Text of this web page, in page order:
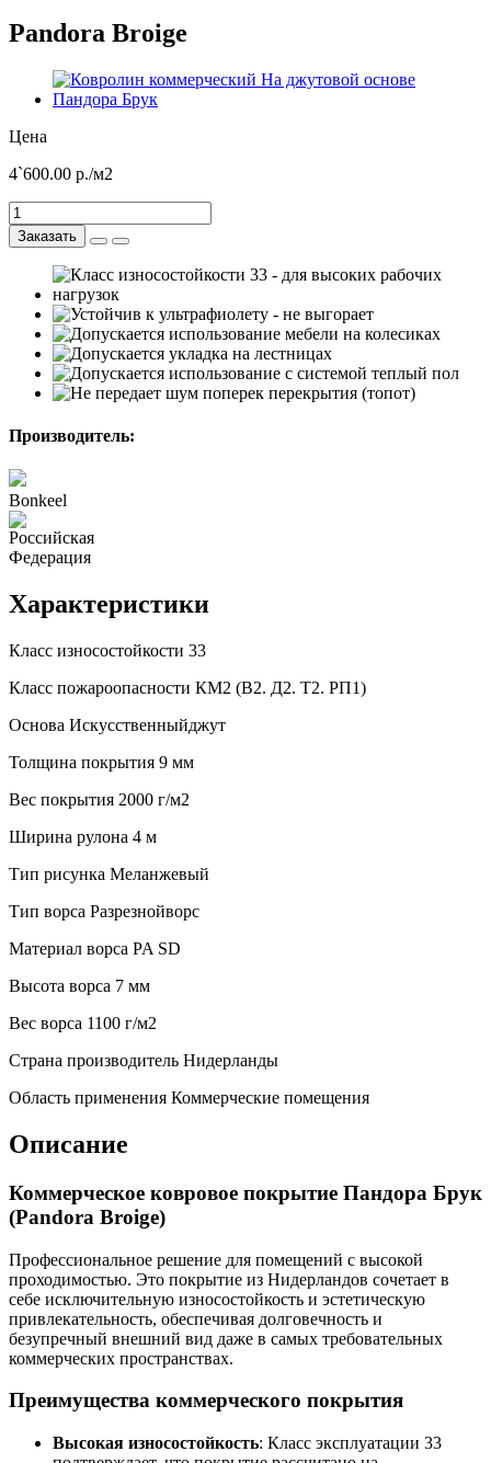
Pandora Broige
Цена
4`600.00 р./м2
Заказать
Производитель:
Bonkeel
Характеристики
Класс износостойкости 33
Класс пожароопасности КМ2 (В2. Д2. Т2. РП1)
Основа Искусственныйджут
Толщина покрытия 9 мм
Вес покрытия 2000 г/м2
Ширина рулона 4 м
Тип рисунка Меланжевый
Тип ворса Разрезнойворс
Материал ворса PA SD
Высота ворса 7 мм
Веc ворса 1100 г/м2
Страна производитель Нидерланды
Область применения Коммерческие помещения
Описание
Коммерческое ковровое покрытие Пандора Брук
(Pandora Broige)
Профессиональное решение для помещений с высокой
проходимостью. Это покрытие из Нидерландов сочетает в
себе исключительную износостойкость и эстетическую
привлекательность, обеспечивая долговечность и
безупречный внешний вид даже в самых требовательных
коммерческих пространствах.
Преимущества коммерческого покрытия
Высокая износостойкость: Класс эксплуатации 33